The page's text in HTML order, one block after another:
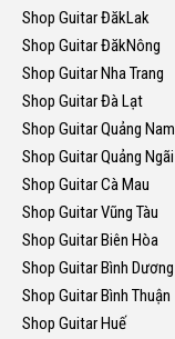
Shop Guitar ĐăkLak
Shop Guitar ĐăkNông
Shop Guitar Nha Trang
Shop Guitar Đà Lạt
Shop Guitar Quảng Nam
Shop Guitar Quảng Ngãi
Shop Guitar Cà Mau
Shop Guitar Vũng Tàu
Shop Guitar Biên Hòa
Shop Guitar Bình Dương
Shop Guitar Bình Thuận
Shop Guitar Huế